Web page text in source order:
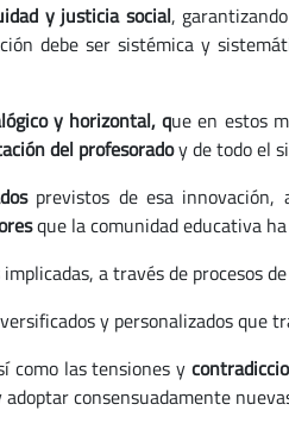
y justicia social,
debe ser sistémica y
y horizontal,que en estos
del profesoradoy de todo el
previstos de esa innovación,
que la comunidad educativa
a través de procesos de
y personalizados que
como las tensiones y
consensuadamente